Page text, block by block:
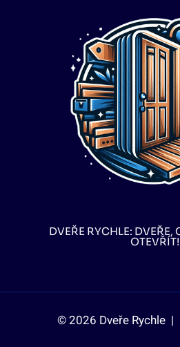
DVEŘE RYCHLE: DVEŘE,
OTEVŘÍT!
© 2026 Dveře Rychle |